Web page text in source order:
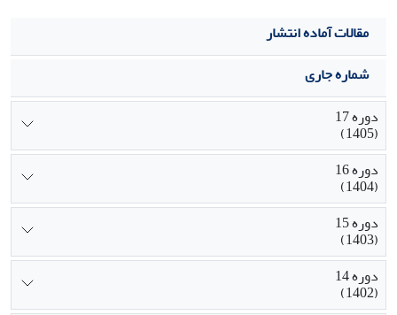
مقالات آماده انتشار
شماره جاری
دوره 17
(1405)
دوره 16
(1404)
دوره 15
(1403)
دوره 14
(1402)